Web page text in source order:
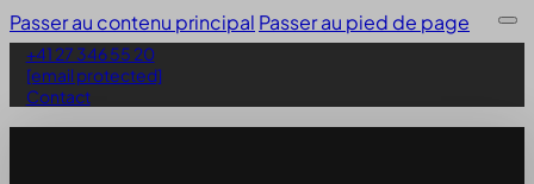
Passer au contenu principal Passer au pied de page
+41 27 346 55 20
[email protected]
Contact